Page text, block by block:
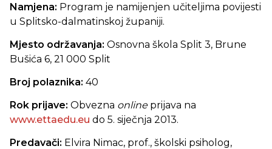
Namjena: Program je namijenjen učiteljima povijesti
u Splitsko-dalmatinskoj županiji.
Mjesto održavanja: Osnovna škola Split 3, Brune
Bušića 6, 21 000 Split
Broj polaznika: 40
Rok prijave: Obvezna onlineprijava na
www.ettaedu.eu do 5. siječnja 2013.
Predavači: Elvira Nimac, prof., školski psiholog,